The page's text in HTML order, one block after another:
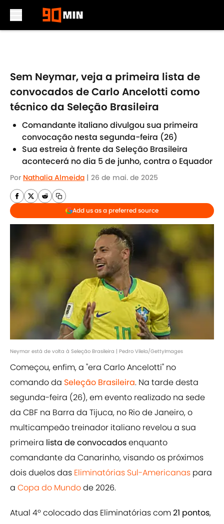
Sem Neymar, veja a primeira lista de
convocados de Carlo Ancelotti como
técnico da Seleção Brasileira
Comandante italiano divulgou sua primeira
convocação nesta segunda-feira (26)
Sua estreia à frente da Seleção Brasileira
acontecerá no dia 5 de junho, contra o Equador
Por Nathalia Almeida | 26 de mai. de 2025
Add us as a preferred source
Neymar está de volta à Seleção Brasileira | Pedro Vilela/GettyImages
Começou, enfim, a "era Carlo Ancelotti" no
comando da Seleção Brasileira. Na tarde desta
segunda-feira (26), em evento realizado na sede
da CBF na Barra da Tijuca, no Rio de Janeiro, o
multicampeão treinador italiano revelou a sua
primeira lista de convocadosenquanto
comandante da Canarinho, visando os próximos
dois duelos das Eliminatórias Sul-Americanas para
a Copa do Mundode 2026.
Atual 4º colocado das Eliminatórias com21 pontos,